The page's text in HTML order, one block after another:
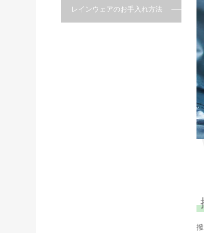
レインウェアのお手入れ方法